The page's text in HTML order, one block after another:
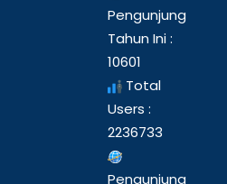
Pengunjung
Tahun Ini :
10601
Total
Users :
2236733
Pengunjung